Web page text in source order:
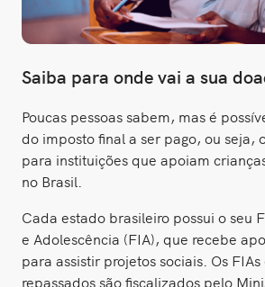
Saiba para onde vai a sua
Poucas pessoas sabem, mas é
do imposto final a ser pago, ou seja,
para instituições que apoiam
no Brasil.
Cada estado brasileiro possui o seu
e Adolescência (FIA), que recebe
para assistir projetos sociais. Os
repassados são fiscalizados pelo